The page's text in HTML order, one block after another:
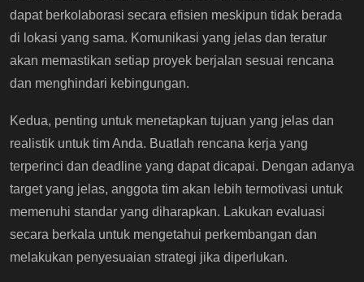
dapat berkolaborasi secara efisien meskipun tidak berada
di lokasi yang sama. Komunikasi yang jelas dan teratur
akan memastikan setiap proyek berjalan sesuai rencana
dan menghindari kebingungan.
Kedua, penting untuk menetapkan tujuan yang jelas dan
realistik untuk tim Anda. Buatlah rencana kerja yang
terperinci dan deadline yang dapat dicapai. Dengan adanya
target yang jelas, anggota tim akan lebih termotivasi untuk
memenuhi standar yang diharapkan. Lakukan evaluasi
secara berkala untuk mengetahui perkembangan dan
melakukan penyesuaian strategi jika diperlukan.